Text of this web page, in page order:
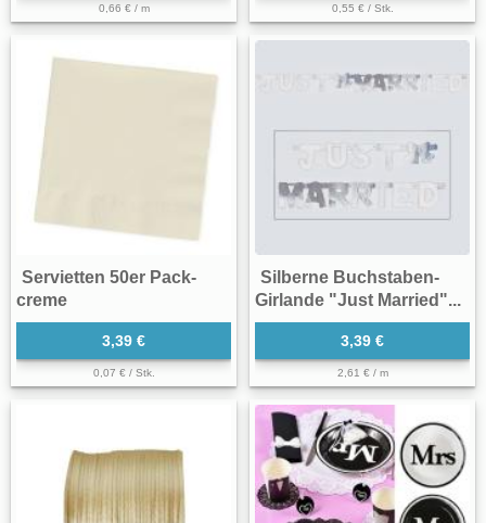
0,66 € / m 0,55 € / Stk.
Servietten 50er Pack-
creme
3,39 €
0,07 € / Stk.
Silberne Buchstaben-
Girlande "Just Married"...
3,39 €
2,61 € / m